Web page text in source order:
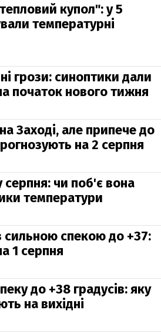
купол": у 5
температурні
грози: синоптики дали
початок нового тижня
Заході, але припече до
на 2 серпня
серпня: чи поб'є вона
температури
сильною спекою до +37:
1 серпня
до +38 градусів: яку
на вихідні